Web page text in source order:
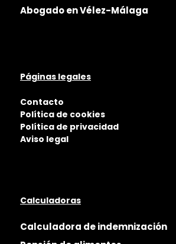
Abogado en Vélez-Málaga
Páginas legales
Contacto
Política de cookies
Política de privacidad
Aviso legal
Calculadoras
Calculadora de indemnización